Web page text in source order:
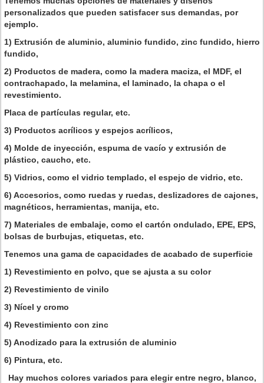
personalizados que pueden satisfacer sus demandas, por
ejemplo.
1) Extrusión de aluminio, aluminio fundido, zinc fundido, hierro
fundido,
2) Productos de madera, como la madera maciza, el MDF, el
contrachapado, la melamina, el laminado, la chapa o el
revestimiento.
Placa de partículas regular, etc.
3) Productos acrílicos y espejos acrílicos,
4) Molde de inyección, espuma de vacío y extrusión de
plástico, caucho, etc.
5) Vidrios, como el vidrio templado, el espejo de vidrio, etc.
6) Accesorios, como ruedas y ruedas, deslizadores de cajones,
magnéticos, herramientas, manija, etc.
7) Materiales de embalaje, como el cartón ondulado, EPE, EPS,
bolsas de burbujas, etiquetas, etc.
Tenemos una gama de capacidades de acabado de superficie
1) Revestimiento en polvo, que se ajusta a su color
2) Revestimiento de vinilo
3) Nícel y cromo
4) Revestimiento con zinc
5) Anodizado para la extrusión de aluminio
6) Pintura, etc.
Hay muchos colores variados para elegir entre negro, blanco,